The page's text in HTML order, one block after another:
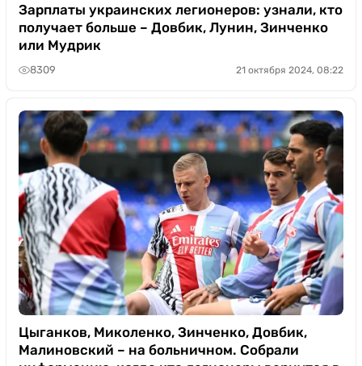
Зарплаты украинских легионеров: узнали, кто
получает больше – Довбик, Лунин, Зинченко
или Мудрик
8309 21 октября 2024, 08:22
Цыганков, Миколенко, Зинченко, Довбик,
Малиновский – на больничном. Собрали